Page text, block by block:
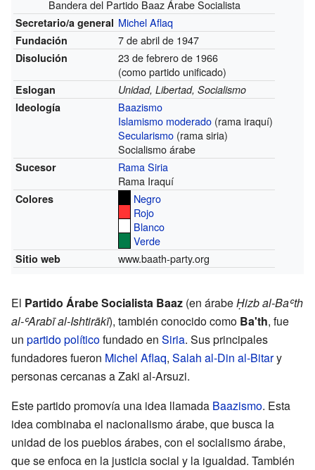
Bandera del Partido Baaz Árabe Socialista
Secretario/a general Michel Aflaq
Fundación 7 de abril de 1947
Disolución
23 de febrero de 1966
(como partido unificado)
Eslogan
Unidad, Libertad, Socialismo
Ideología
Baazismo
Islamismo moderado (rama iraquí)
Secularismo (rama siria)
Socialismo árabe
Sucesor
Rama Siria
Rama Iraquí
Colores
Negro
Rojo
Blanco
Verde
Sitio web www.baath-party.org
El Partido Árabe Socialista Baaz (en árabeḤizb al-Baʿth
al-ʿArabī al-Ishtirākī), también conocido como Ba'th, fue
un partido políticofundado en Siria. Sus principales
fundadores fueron Michel Aflaq, Salah al-Din al-Bitary
personas cercanas a Zaki al-Arsuzi.
Este partido promovía una idea llamada Baazismo. Esta
idea combinaba el nacionalismo árabe, que busca la
unidad de los pueblos árabes, con el socialismo árabe,
que se enfoca en la justicia social y la igualdad. También